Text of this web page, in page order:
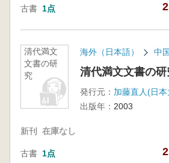
古書 1点
清代満文
文書の研
究
海外（日本語） 中国
清代満文文書の研
発行元： 加藤直人(日
出版年： 2003
新刊 在庫なし
古書 1点